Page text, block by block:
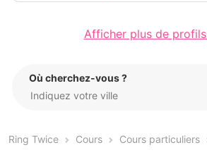
Afficher plus de profils
Où cherchez-vous ?
Ring Twice Cours Cours particuliers